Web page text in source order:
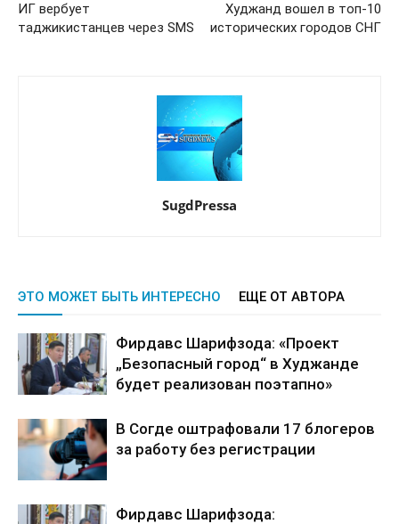
ИГ вербует
таджикистанцев через SMS
Худжанд вошел в топ-10
исторических городов СНГ
SugdPressa
ЭТО МОЖЕТ БЫТЬ ИНТЕРЕСНО ЕЩЕ ОТ АВТОРА
Фирдавс Шарифзода: «Проект
„Безопасный город“ в Худжанде
будет реализован поэтапно»
В Согде оштрафовали 17 блогеров
за работу без регистрации
Фирдавс Шарифзода: